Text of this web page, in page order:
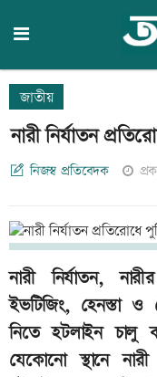
জাতীয়
নারী নির্যাতন
নিজস্ব প্রতিবেদক
নারী নির্যাতন,
ইভটিজিং, হেনস্তা ও
নিতে হটলাইন
যেকোনো স্থানে